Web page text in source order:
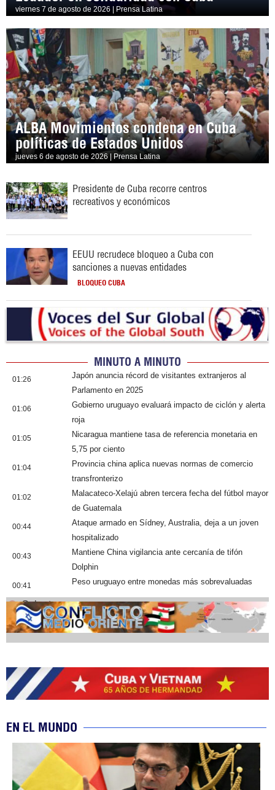
viernes 7 de agosto de 2026 | Prensa Latina
ALBA Movimientos condena en Cuba
políticas de Estados Unidos
jueves 6 de agosto de 2026 | Prensa Latina
Presidente de Cuba recorre centros
recreativos y económicos
EEUU recrudece bloqueo a Cuba con
sanciones a nuevas entidades
BLOQUEO CUBA
MINUTO A MINUTO
01:26
Japón anuncia récord de visitantes extranjeros al
Parlamento en 2025
01:06
Gobierno uruguayo evaluará impacto de ciclón y alerta
roja
01:05
Nicaragua mantiene tasa de referencia monetaria en
5,75 por ciento
01:04
Provincia china aplica nuevas normas de comercio
transfronterizo
01:02
Malacateco-Xelajú abren tercera fecha del fútbol mayor
de Guatemala
00:44
Ataque armado en Sídney, Australia, deja a un joven
hospitalizado
00:43
Mantiene China vigilancia ante cercanía de tifón
Dolphin
00:41 Peso uruguayo entre monedas más sobrevaluadas
Cobertura
EN EL MUNDO